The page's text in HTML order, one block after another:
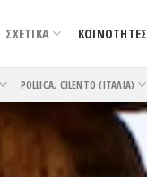
ΣΧΕΤΙΚΑ ΚΟΙΝΟΤΗΤΕΣ
POLLICA, CILENTO (ΙΤΑΛΊΑ)